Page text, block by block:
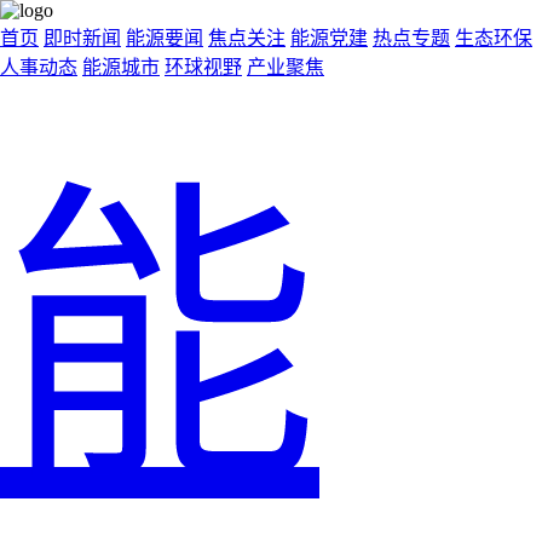
首页 即时新闻 能源要闻 焦点关注 能源党建 热点专题 生态环保
人事动态 能源城市 环球视野 产业聚焦
能